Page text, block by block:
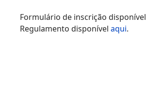
Formulário de inscrição disponível
Regulamento disponível aqui.